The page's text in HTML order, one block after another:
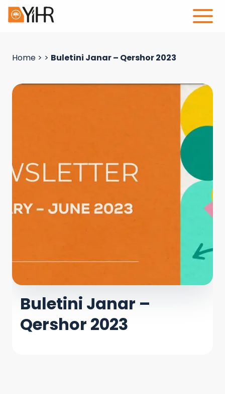
Home > > Buletini Janar – Qershor 2023
Buletini Janar –
Qershor 2023